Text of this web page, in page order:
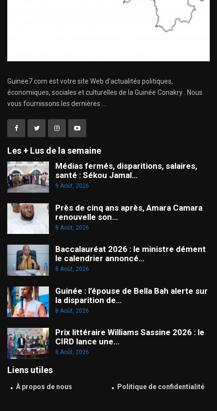
Guinee7.com est votre site Web d'actualités politiques,
économiques, sociales et culturelles de la Guinée Conakry . Nous
vous fournissons les dernières ...
Les + Lus de la semaine
Médias fermés, disparitions, salaires,
santé : Sékou Jamal…
9 Août, 2026
Près de cinq ans après, Amara Camara
renouvelle son…
8 Août, 2026
Baccalauréat 2026 : le ministre dément
le calendrier annoncé…
8 Août, 2026
Guinée : l’épouse de Bella Bah alerte sur
la disparition de…
8 Août, 2026
Prix littéraire Williams Sassine 2026 : le
CIRD lance une…
8 Août, 2026
Liens utiles
À propos de nous Politique de confidentialité